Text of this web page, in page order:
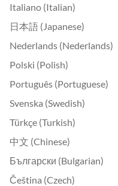
Italiano (Italian)
日本語 (Japanese)
Nederlands (Nederlands)
Polski (Polish)
Português (Portuguese)
Svenska (Swedish)
Türkçe (Turkish)
中文 (Chinese)
Български (Bulgarian)
Čeština (Czech)